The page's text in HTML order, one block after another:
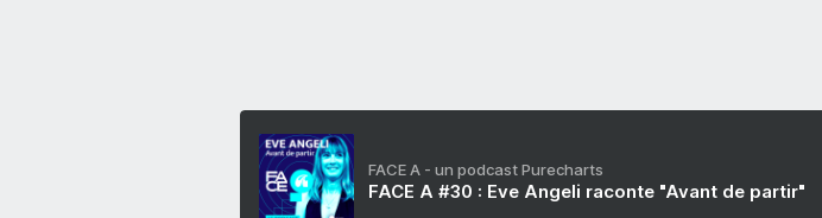
FACE A - un podcast Purecharts
FACE A #30 : Eve Angeli raconte "Avant de partir"